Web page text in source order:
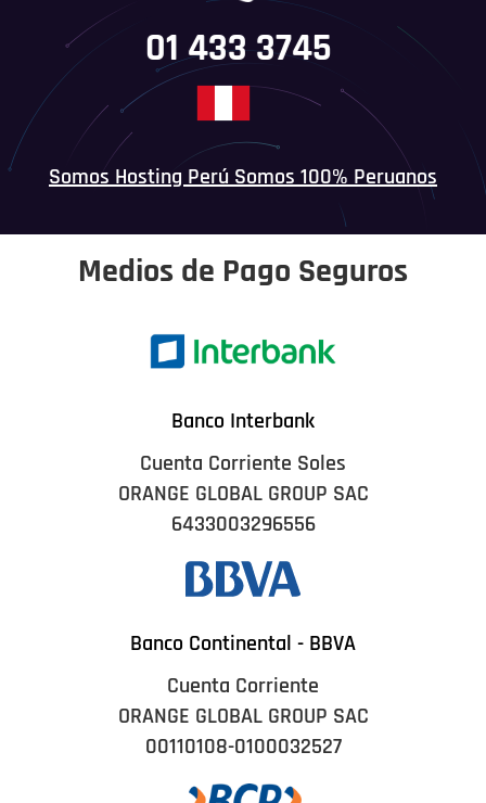
01 433 3745
Somos Hosting Perú Somos 100% Peruanos
Medios de Pago Seguros
Banco Interbank
Cuenta Corriente Soles
ORANGE GLOBAL GROUP SAC
6433003296556
Banco Continental - BBVA
Cuenta Corriente
ORANGE GLOBAL GROUP SAC
00110108-0100032527